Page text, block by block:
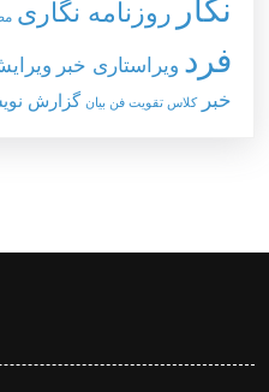
نگار روزنامه نگاری
فرد ویراستاری خبر
خبر
کلاس تقویت فن بیان گزارش